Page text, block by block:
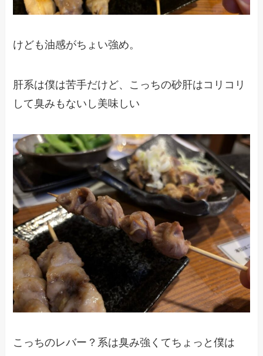
けども油感がちょい強め。
肝系は僕は苦手だけど、こっちの砂肝はコリコリ
して臭みもないし美味しい
こっちのレバー？系は臭み強くてちょっと僕は